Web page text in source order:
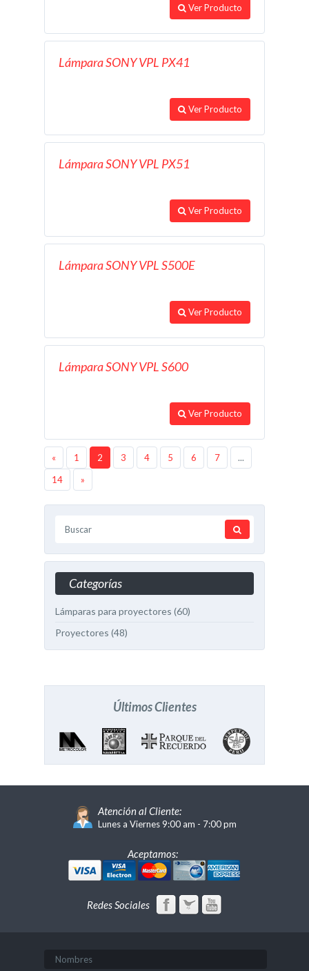
Ver Producto
Lámpara SONY VPL PX41
Ver Producto
Lámpara SONY VPL PX51
Ver Producto
Lámpara SONY VPL S500E
Ver Producto
Lámpara SONY VPL S600
Ver Producto
« 1 2 3 4 5 6 7
...
14
»
Categorías
Lámparas para proyectores (60)
Proyectores (48)
Últimos Clientes
Atención al Cliente:
Lunes a Viernes 9:00 am - 7:00 pm
Aceptamos:
Redes Sociales